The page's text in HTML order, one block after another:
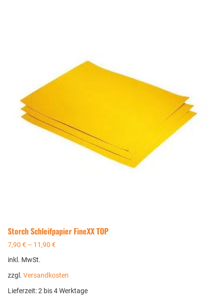
Storch Schleifpapier FineXX TOP
7,90 € – 11,90 €
inkl. MwSt.
zzgl. Versandkosten
Lieferzeit:2 bis 4 Werktage